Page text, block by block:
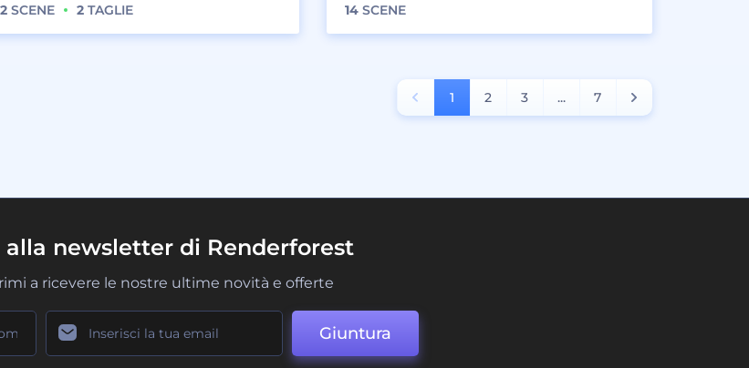
SCENE 2 TAGLIE 14SCENE
1 2 3 ... 7
newsletter di Renderforest
a ricevere le nostre ultime novità e offerte
Giuntura